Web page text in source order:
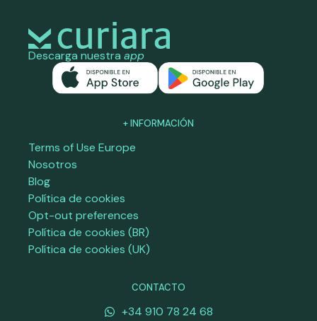
Descarga nuestra app
+ INFORMACIÓN
Terms of Use Europe
Nosotros
Blog
Política de cookies
Opt-out preferences
Política de cookies (BR)
Política de cookies (UK)
CONTACTO
+34 910 78 24 68